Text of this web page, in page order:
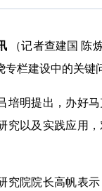
（记者查建国 陈
栏建设中的关键
明提出，办好马
究以及实践应用
院院长高帆表示